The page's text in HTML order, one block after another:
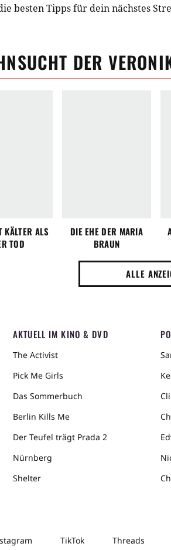
besten Tipps für dein nächstes
DER
KÄLTER ALS
TOD
DIE EHE DER MARIA
BRAUN
ALLE
AKTUELL IM KINO & DVD
The Activist
Pick Me Girls
Das Sommerbuch
Berlin Kills Me
Der Teufel trägt Prada 2
Nürnberg
Shelter
TikTok Threads